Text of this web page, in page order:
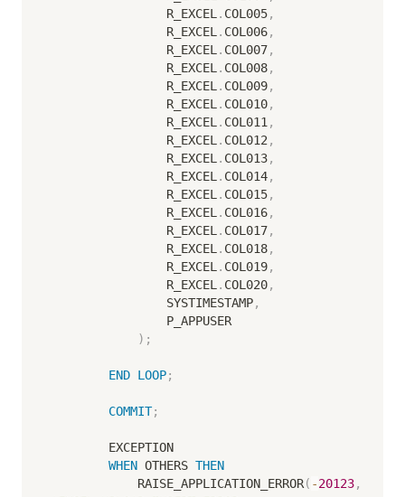
                R_EXCEL
. COL005,
                R_EXCEL
. COL006,
                R_EXCEL
. COL007,
                R_EXCEL
. COL008,
                R_EXCEL
. COL009,
                R_EXCEL
. COL010,
                R_EXCEL
. COL011 ,
                R_EXCEL
. COL012 ,
                R_EXCEL
. COL013,
                R_EXCEL
. COL014,
                R_EXCEL
. COL015,
                R_EXCEL
. COL016,
                R_EXCEL
. COL017,
                R_EXCEL
. COL018,
                R_EXCEL
. COL019,
                R_EXCEL
. COL020,
                SYSTIMESTAMP
,
) ;
END LOOP;
COMMIT;
WHEN OTHERS THEN
            RAISE_APPLICATION_ERROR
( -20123,